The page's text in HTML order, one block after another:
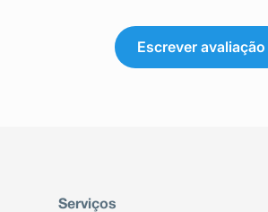
Escrever avaliação
Serviços